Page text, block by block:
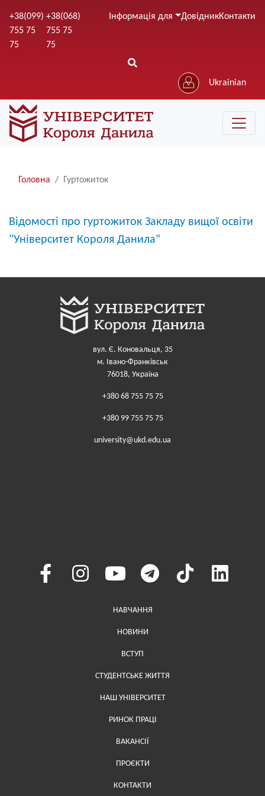
до
+38(099)
755 75
75
+38(068)
755 75
75
Інформація для ДовідникКонтакти
Ukrainian
Рядки
Головна Гуртожиток
Відомості про гуртожиток Закладу вищої освіти
"Університет Короля Данила"
вул. Є. Коновальця, 35
м. Івано-Франківськ
76018, Україна
+380 68 755 75 75
+380 99 755 75 75
university@ukd.edu.ua
Меню у хедері
НАВЧАННЯ
НОВИНИ
ВСТУП
СТУДЕНТСЬКЕ ЖИТТЯ
НАШ УНІВЕРСИТЕТ
РИНОК ПРАЦІ
ВАКАНСІЇ
ПРОЄКТИ
Меню у футері (додаткове)
КОНТАКТИ